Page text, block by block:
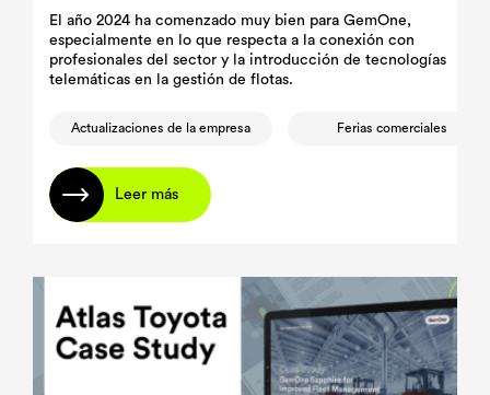
El año 2024 ha comenzado muy bien para GemOne,
especialmente en lo que respecta a la conexión con
profesionales del sector y la introducción de tecnologías
telemáticas en la gestión de flotas.
Actualizaciones de la empresa Ferias comerciales
Leer más